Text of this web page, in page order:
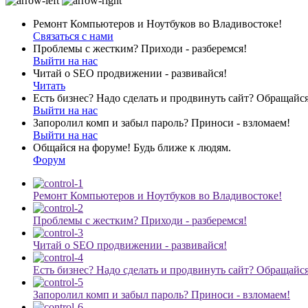
Ремонт Компьютеров и Ноутбуков во Владивостоке!
Связаться с нами
Проблемы с жестким? Приходи - разберемся!
Выйти на нас
Читай о SEO продвижении - развивайся!
Читать
Есть бизнес? Надо сделать и продвинуть сайт?
Выйти на нас
Запоролил комп и забыл пароль? Приноси - взломаем!
Выйти на нас
Общайся на форуме! Будь ближе к людям.
Форум
Ремонт Компьютеров и Ноутбуков во Владивостоке!
Проблемы с жестким? Приходи - разберемся!
Читай о SEO продвижении - развивайся!
Есть бизнес? Надо сделать и продвинуть сайт?
Запоролил комп и забыл пароль? Приноси - взломаем!